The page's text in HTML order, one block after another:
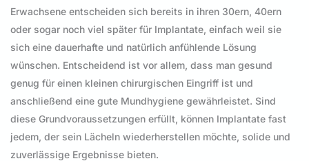
Erwachsene entscheiden sich bereits in ihren 30ern, 40ern
oder sogar noch viel später für Implantate, einfach weil sie
sich eine dauerhafte und natürlich anfühlende Lösung
wünschen. Entscheidend ist vor allem, dass man gesund
genug für einen kleinen chirurgischen Eingriff ist und
anschließend eine gute Mundhygiene gewährleistet. Sind
diese Grundvoraussetzungen erfüllt, können Implantate fast
jedem, der sein Lächeln wiederherstellen möchte, solide und
zuverlässige Ergebnisse bieten.